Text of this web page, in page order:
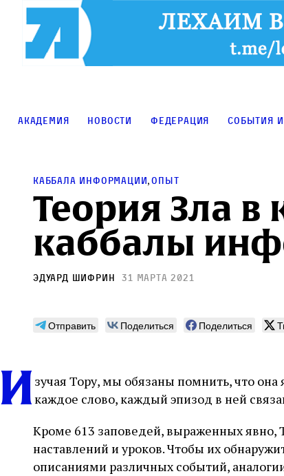
Академия Новости Федерация События
Каббала информации,Опыт
Теория Зла в
каббалы
Эдуард Шифрин 31 марта 2021
Отправить Поделиться Поделиться
Изучая Тору, мы обязаны помнить, что
каждое слово, каждый эпизод в ней
Кроме 613 заповедей, выраженных явно,
наставлений и уроков. Чтобы их
описаниями различных событий,